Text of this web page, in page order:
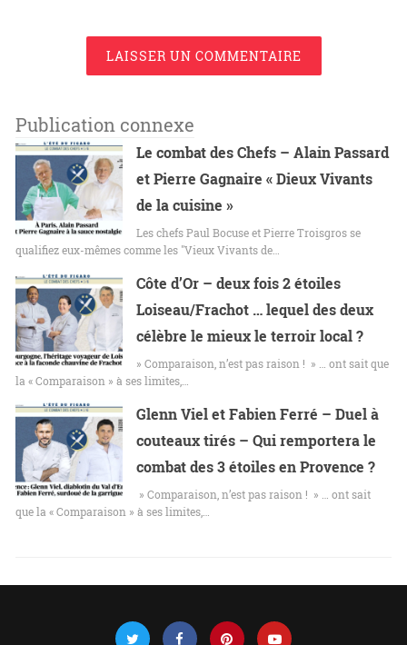
LAISSER UN COMMENTAIRE
Publication connexe
Le combat des Chefs – Alain Passard
et Pierre Gagnaire « Dieux Vivants
de la cuisine »
Les chefs Paul Bocuse et Pierre Troisgros se
qualifiez eux-mêmes comme les "Vieux Vivants de…
Côte d’Or – deux fois 2 étoiles
Loiseau/Frachot … lequel des deux
célèbre le mieux le terroir local ?
» Comparaison, n’est pas raison ! » … ont sait que
la « Comparaison » à ses limites,…
Glenn Viel et Fabien Ferré – Duel à
couteaux tirés – Qui remportera le
combat des 3 étoiles en Provence ?
» Comparaison, n’est pas raison ! » … ont sait
que la « Comparaison » à ses limites,…